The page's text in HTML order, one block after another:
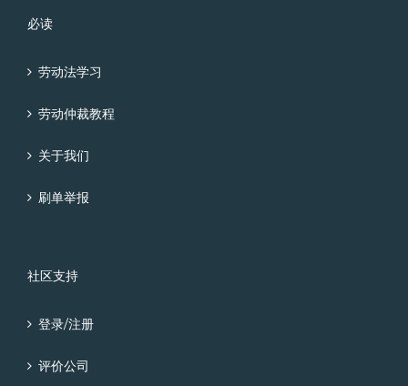
必读
劳动法学习
劳动仲裁教程
关于我们
刷单举报
社区支持
登录/注册
评价公司